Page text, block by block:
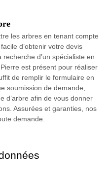
les arbres en tenant compte
d’obtenir votre devis
d’un spécialiste en
est présent pour réaliser
de remplir le formulaire en
soumission de demande,
d’arbre afin de vous donner
Assurées et garanties, nos
demande.